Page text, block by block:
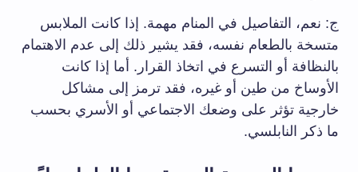
ج: نعم، التفاصيل في المنام مهمة. إذا كانت الملابس
متسخة بالطعام نفسه، فقد يشير ذلك إلى عدم الاهتمام
بالنظافة أو التسرع في اتخاذ القرار. أما إذا كانت
الأوساخ من طين أو غيره، فقد ترمز إلى مشاكل
خارجية تؤثر على وضعك الاجتماعي أو الأسري بحسب
ما ذكر النابلسي.